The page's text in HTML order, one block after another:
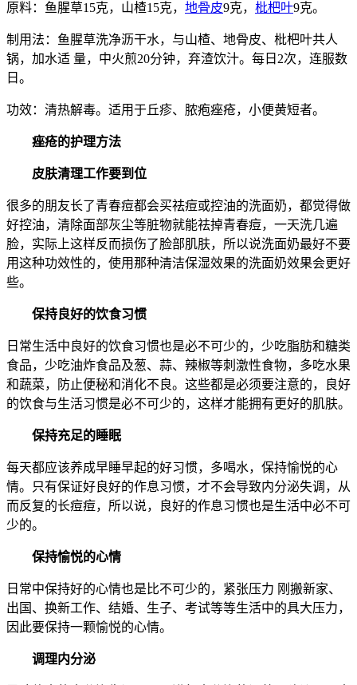
原料：鱼腥草15克，山楂15克， 地骨皮9克， 枇杷叶9克。
制用法：鱼腥草洗净沥干水，与山楂、地骨皮、枇杷叶共人
锅，加水适 量，中火煎20分钟，弃渣饮汁。每日2次，连服数
日。
功效：清热解毒。适用于丘疹、脓疱痤疮，小便黄短者。
痤疮的护理方法
皮肤清理工作要到位
很多的朋友长了青春痘都会买祛痘或控油的洗面奶，都觉得做
好控油，清除面部灰尘等脏物就能祛掉青春痘，一天洗几遍
脸，实际上这样反而损伤了脸部肌肤，所以说洗面奶最好不要
用这种功效性的，使用那种清洁保湿效果的洗面奶效果会更好
些。
保持良好的饮食习惯
日常生活中良好的饮食习惯也是必不可少的，少吃脂肪和糖类
食品，少吃油炸食品及葱、蒜、辣椒等刺激性食物，多吃水果
和蔬菜，防止便秘和消化不良。这些都是必须要注意的，良好
的饮食与生活习惯是必不可少的，这样才能拥有更好的肌肤。
保持充足的睡眠
每天都应该养成早睡早起的好习惯，多喝水，保持愉悦的心
情。只有保证好良好的作息习惯，才不会导致内分泌失调，从
而反复的长痘痘，所以说，良好的作息习惯也是生活中必不可
少的。
保持愉悦的心情
日常中保持好的心情也是比不可少的，紧张压力 刚搬新家、
出国、换新工作、结婚、生子、考试等等生活中的具大压力，
因此要保持一颗愉悦的心情。
调理内分泌